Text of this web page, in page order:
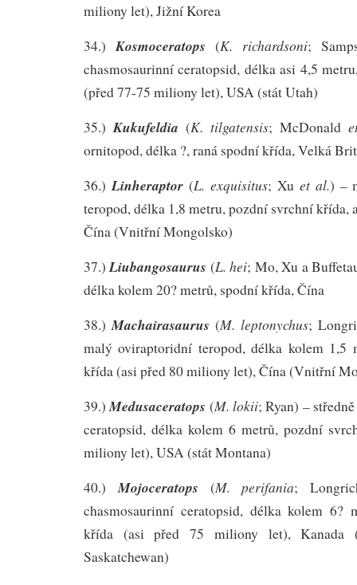
miliony let), Jižní Korea
34.) Kosmoceratops (K. richardsoni;
chasmosaurinní ceratopsid, délka asi 4,5
(před 77-75 miliony let), USA (stát Utah)
35.)Kukufeldia (K. tilgatensis; McDonald
ornitopod, délka ?, raná spodní křída, Velká
36.) Linheraptor(L. exquisitus; Xu et al.) –
teropod, délka 1,8 metru, pozdní svrchní křída,
Čína (Vnitřní Mongolsko)
37.)Liubangosaurus (L. hei; Mo, Xu a
délka kolem 20? metrů, spodní křída, Čína
38.) Machairasaurus (M. leptonychus;
malý oviraptoridní teropod, délka kolem 1,5
křída (asi před 80 miliony let), Čína (Vnitřní
39.)Medusaceratops (M. lokii; Ryan) –
ceratopsid, délka kolem 6 metrů, pozdní
miliony let), USA (stát Montana)
40.) Mojoceratops (M. perifania;
chasmosaurinní ceratopsid, délka kolem 6?
křída (asi před 75 miliony let), Kanada
Saskatchewan)